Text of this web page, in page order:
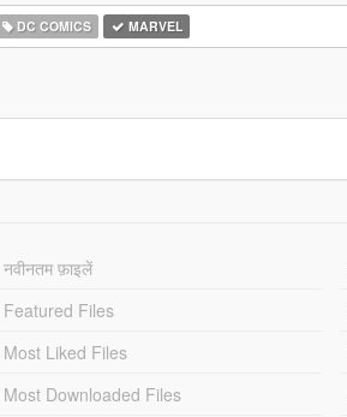
DC COMICS MARVEL
नवीनतम फ़ाइलें
Featured Files
Most Liked Files
Most Downloaded Files